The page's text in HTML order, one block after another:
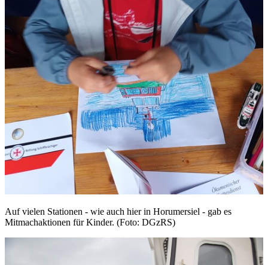
Auf vielen Stationen - wie auch hier in Horumersiel - gab es
Mitmachaktionen für Kinder. (Foto: DGzRS)